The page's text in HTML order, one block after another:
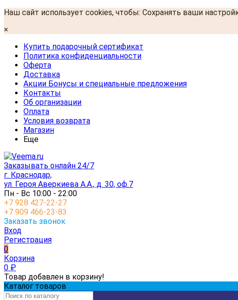
Наш сайт использует cookies, чтобы: Сохранять ваши
×
Купить подарочный сертификат
Политика конфиденциальности
Оферта
Доставка
Акции Бонусы и специальные предложения
Контакты
Об организации
Оплата
Условия возврата
Магазин
Еще
Заказывать онлайн 24/7
г. Краснодар,
ул. Героя Аверкиева А.А., д. 30, оф.7
Пн - Вс 10:00 - 22:00
+7 928 427-22-27
+7 909 466-23-83
Заказать звонок
Вход
Регистрация
0
Корзина
0 ₽
Товар добавлен в корзину!
Каталог товаров